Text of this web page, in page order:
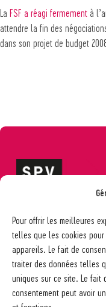
Pour offrir les meilleures
telles que les cookies
appareils. Le fait de
traiter des données telles
uniques sur ce site. Le fait
consentement peut avoir
La FSF a réagi fermement à
attendre la fin des
dans son projet de budget
Ch. des Allinges 2
1006 Lausanne
021 617 65 59
info@spv-vd.ch
FAQ
Les associations